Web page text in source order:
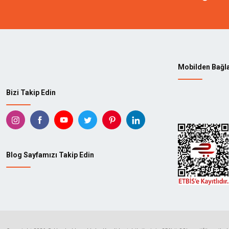
Bizi Takip Edin
Blog Sayfamızı Takip Edin
Mobilden